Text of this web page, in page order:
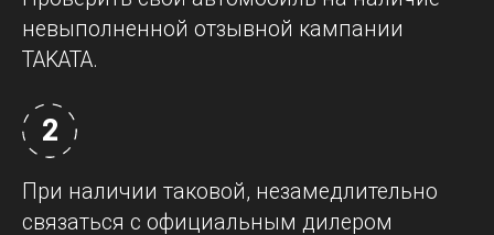
невыполненной отзывной кампании
TAKATA.
2
При наличии таковой, незамедлительно
связаться с официальным дилером